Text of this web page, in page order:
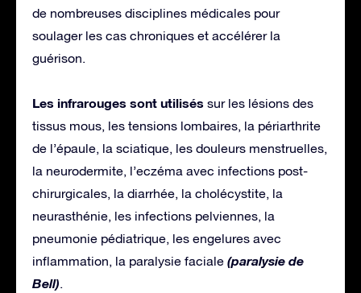
de nombreuses disciplines médicales pour
soulager les cas chroniques et accélérer la
guérison.
Les infrarouges sont utilisés sur les lésions des
tissus mous, les tensions lombaires, la périarthrite
de l’épaule, la sciatique, les douleurs menstruelles,
la neurodermite, l’eczéma avec infections post-
chirurgicales, la diarrhée, la cholécystite, la
neurasthénie, les infections pelviennes, la
pneumonie pédiatrique, les engelures avec
inflammation, la paralysie faciale (paralysie de
Bell).